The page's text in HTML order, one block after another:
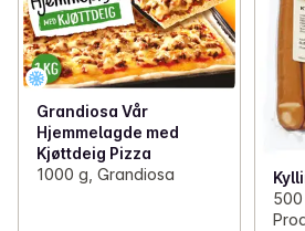
Grandiosa Vår
Hjemmelagde med
Kjøttdeig Pizza
1000 g, Grandiosa